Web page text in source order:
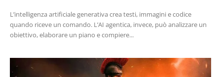
L’intelligenza artificiale generativa crea testi, immagini e codice
quando riceve un comando. L’AI agentica, invece, può analizzare un
obiettivo, elaborare un piano e compiere...